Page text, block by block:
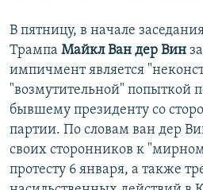
В пятницу, в начале
Трампа Майкл Ван дер Вин
импичмент является
"возмутительной" попыткой
бывшему президенту со
партии. По словам ван дер
своих сторонников к
протесту 6 января, а также